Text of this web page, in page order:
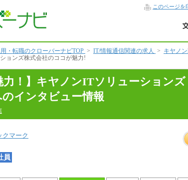
このページを
・転職のクローバーナビTOP > IT/情報通信関連の求人 > キヤノ
ョンズ株式会社のココが魅力!
力！】キヤノンITソリューションズ
インタビュー情報
クマーク
員